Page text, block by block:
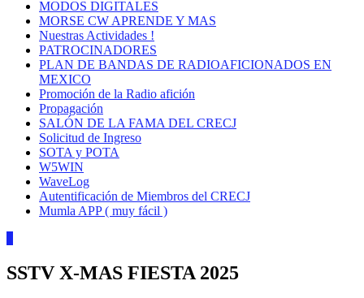
MODOS DIGITALES
MORSE CW APRENDE Y MAS
Nuestras Actividades !
PATROCINADORES
PLAN DE BANDAS DE RADIOAFICIONADOS EN
MEXICO
Promoción de la Radio afición
Propagación
SALÓN DE LA FAMA DEL CRECJ
Solicitud de Ingreso
SOTA y POTA
W5WIN
WaveLog
Autentificación de Miembros del CRECJ
Mumla APP ( muy fácil )
SSTV X-MAS FIESTA 2025